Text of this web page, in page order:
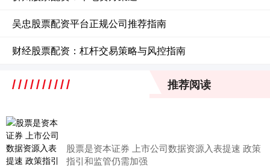
吴忠股票配资平台正规公司推荐指南
财经股票配资：杠杆交易策略与风控指南
推荐阅读
股票是资本证券 上市公司数据资源入表提速 政策
指引和监管仍需加强